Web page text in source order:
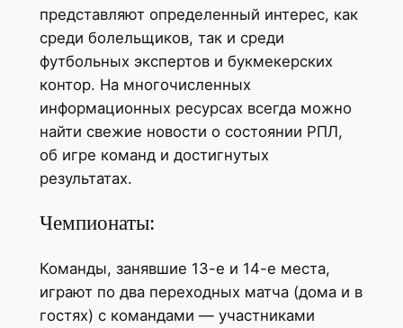
представляют определенный интерес, как
среди болельщиков, так и среди
футбольных экспертов и букмекерских
контор. На многочисленных
информационных ресурсах всегда можно
найти свежие новости о состоянии РПЛ,
об игре команд и достигнутых
результатах.
Чемпионаты:
Команды, занявшие 13-е и 14-е места,
играют по два переходных матча (дома и в
гостях) с командами — участниками